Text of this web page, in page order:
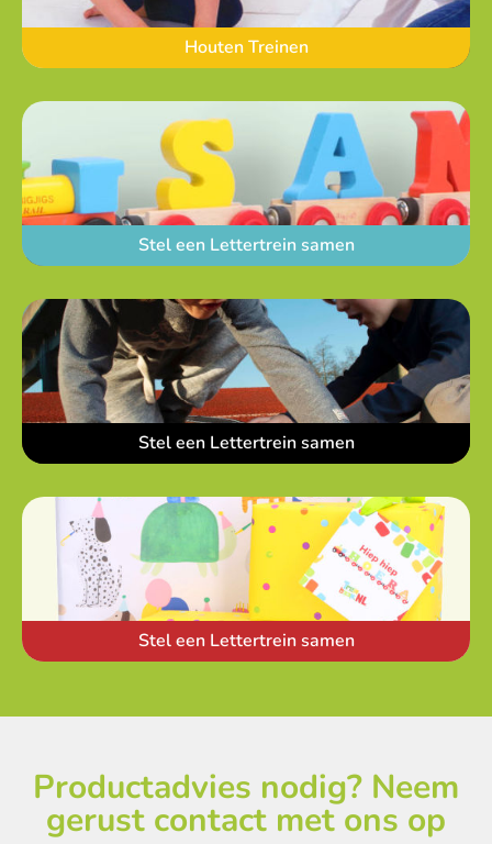
Houten Treinen
Stel een Lettertrein samen
Stel een Lettertrein samen
Stel een Lettertrein samen
Productadvies nodig? Neem
gerust contact met ons op